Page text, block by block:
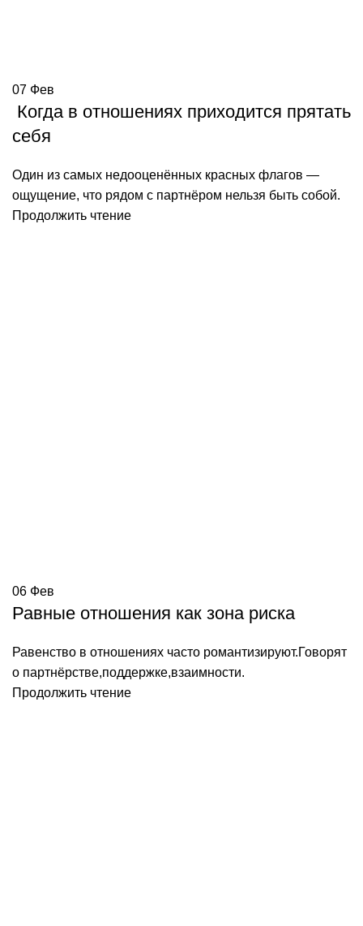
07 Фев
Когда в отношениях приходится прятать
себя
Один из самых недооценённых красных флагов —
ощущение, что рядом с партнёром нельзя быть собой.
Продолжить чтение
06 Фев
Равные отношения как зона риска
Равенство в отношениях часто романтизируют.Говорят
о партнёрстве,поддержке,взаимности.
Продолжить чтение